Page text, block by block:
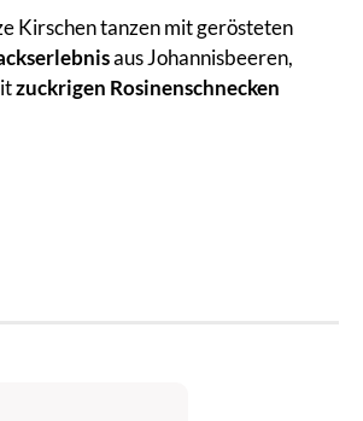
Kirschen tanzen mit gerösteten
aus Johannisbeeren,
zuckrigen Rosinenschnecken